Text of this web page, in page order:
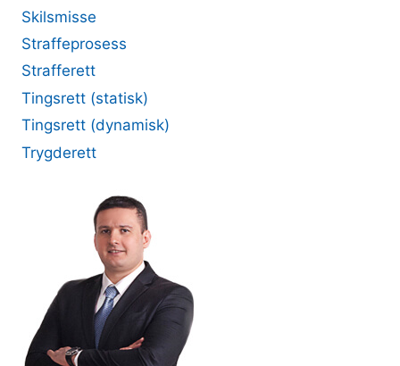
Skilsmisse
Straffeprosess
Strafferett
Tingsrett (statisk)
Tingsrett (dynamisk)
Trygderett